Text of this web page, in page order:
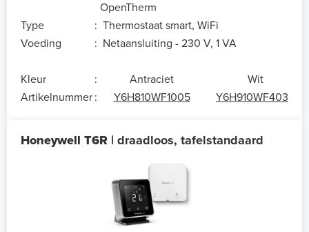
OpenTherm
Type
: Thermostaat smart, WiFi
Voeding
: Netaansluiting - 230 V, 1 VA
Kleur : Antraciet
Wit
Artikelnummer : Y6H810WF1005 Y6H910WF4032
Honeywell T6R | draadloos, tafelstandaard